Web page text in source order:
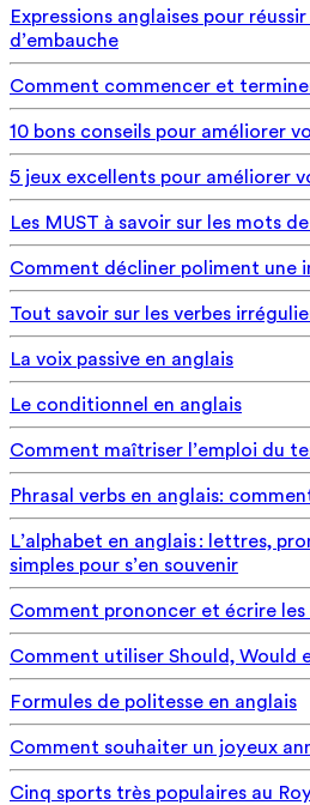
Expressions anglaises pour
d’embauche
Comment commencer et
10 bons conseils pour améliorer
5 jeux excellents pour améliorer
Les MUST à savoir sur les mots
Comment décliner poliment une
Tout savoir sur les verbes
La voix passive en anglais
Le conditionnel en anglais
Comment maîtriser l’emploi du
Phrasal verbs en anglais:
L’alphabet en anglais : lettres,
simples pour s’en souvenir
Comment prononcer et écrire les
Comment utiliser Should, Would
Formules de politesse en anglais
Comment souhaiter un joyeux
Cinq sports très populaires au